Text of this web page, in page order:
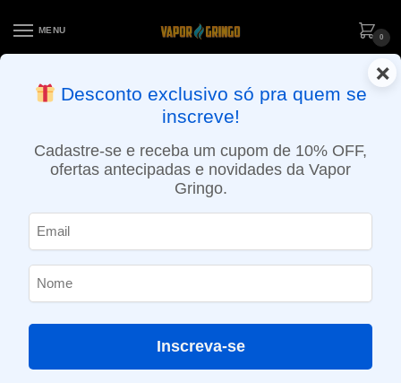
MENU
0
ENTREGA NO MESMO DIA EM SÃO PAULO (SEG A SEX): PEDIDOS
APROVADOS ATÉ 15:30 VIA MOTOBOY
×
Desconto exclusivo só pra quem se
inscreve!
Cadastre-se e receba um cupom de 10% OFF,
ofertas antecipadas e novidades da Vapor
Gringo.
Inscreva-se